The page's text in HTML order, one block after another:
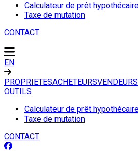
Calculateur de prêt
Taxe de mutation
CONTACT
EN
PROPRIETESACHETEURSVENDEURS
OUTILS
Calculateur de prêt
Taxe de mutation
CONTACT